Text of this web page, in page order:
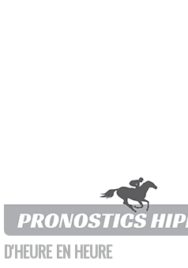
D'HEURE EN HEURE